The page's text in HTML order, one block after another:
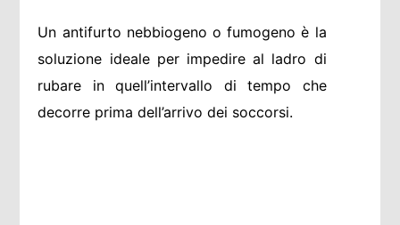
Un antifurto nebbiogeno o fumogeno è la
soluzione ideale per impedire al ladro di
rubare in quell’intervallo di tempo che
decorre prima dell’arrivo dei soccorsi.